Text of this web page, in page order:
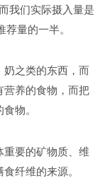
我们实际摄入量是
量的一半。
之类的东西，而
营养的食物，而把
物。
要的矿物质、维
纤维的来源。